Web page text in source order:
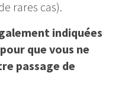
rares cas).
indiquées
que vous ne
passage de